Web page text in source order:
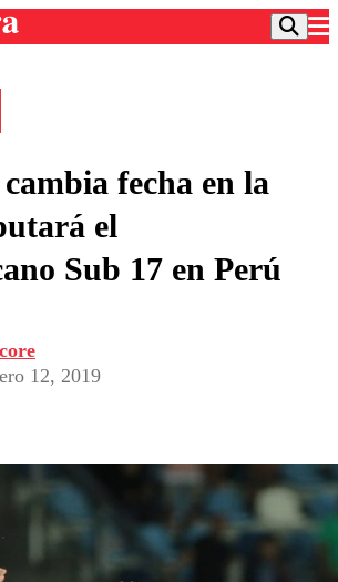
TV
Colo
Chilena
de Chile
en medios
fecha en la
el
Sub 17 en Perú
core
12, 2019